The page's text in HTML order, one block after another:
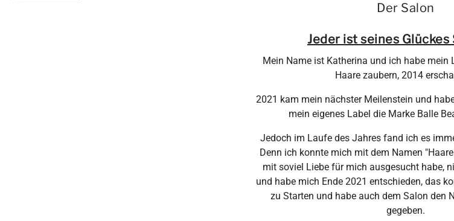
Der Salon
Jeder ist seines Gl​ückes
Mein Name ist Katherina und ich habe mein
Haare zaubern, 2014
2021 kam mein nächster Meilenstein und
mein eigenes Label die Marke Balle
Jedoch im Laufe des Jahres fand ich es
Denn ich konnte mich mit dem Namen
mit soviel Liebe für mich ausgesucht habe,
und habe mich Ende 2021 entschieden, das
zu Starten und habe auch dem Salon den
gegeben.